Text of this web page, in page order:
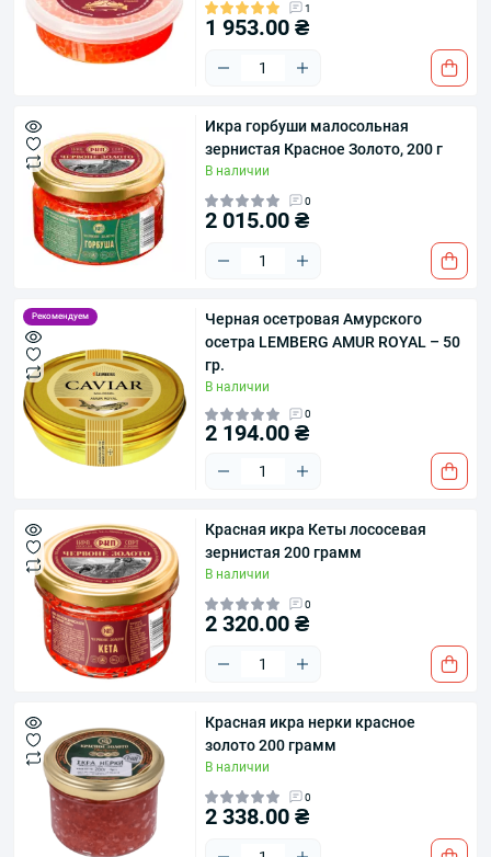
1
1 953.00 ₴
Икра горбуши малосольная
зернистая Красное Золото, 200 г
В наличии
0
2 015.00 ₴
Рекомендуем
Черная осетровая Амурского
осетра LEMBERG AMUR ROYAL – 50
гр.
В наличии
0
2 194.00 ₴
​Красная икра Кеты лососевая
зернистая 200 грамм
В наличии
0
2 320.00 ₴
Красная икра нерки красное
золото 200 грамм
В наличии
0
2 338.00 ₴